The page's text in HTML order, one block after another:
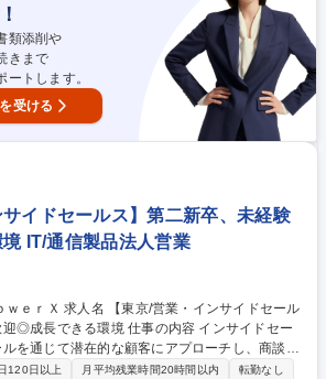
/大手企業と100％直取引
類添削や
きまで
トします。
受ける
サイドセールス】第二新卒、未経験
IT/通信製品法人営業
・インサイドセール
境 仕事の内容 インサイドセー
を通じて潜在的な顧客にアプローチし、商談の
的には以下の業務をお任せします。 ■顧客デ
120日以上 月平均残業時間20時間以内
転勤なし